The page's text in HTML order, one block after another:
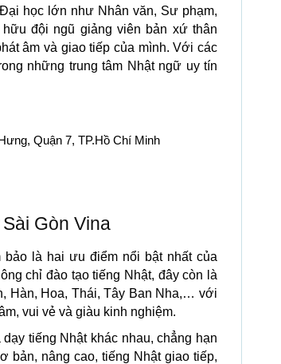
học lớn như Nhân văn, Sư phạm,
đội ngũ giảng viên bản xứ thân
âm và giao tiếp của mình. Với các
những trung tâm Nhật ngữ uy tín
Quận 7, TP.Hồ Chí Minh
Gòn Vina
là hai ưu điểm nổi bật nhất của
chỉ đào tạo tiếng Nhật, đây còn là
Hàn, Hoa, Thái, Tây Ban Nha,… với
vui vẻ và giàu kinh nghiệm.
tiếng Nhật khác nhau, chẳng hạn
bản, nâng cao, tiếng Nhật giao tiếp,